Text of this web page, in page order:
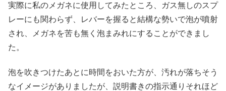
実際に私のメガネに使用してみたところ、ガス無しのスプ
レーにも関わらず、レバーを握ると結構な勢いで泡が噴射
され、メガネを苦も無く泡まみれにすることができまし
た。
泡を吹きつけたあとに時間をおいた方が、汚れが落ちそう
なイメージがありましたが、説明書きの指示通りそれほど